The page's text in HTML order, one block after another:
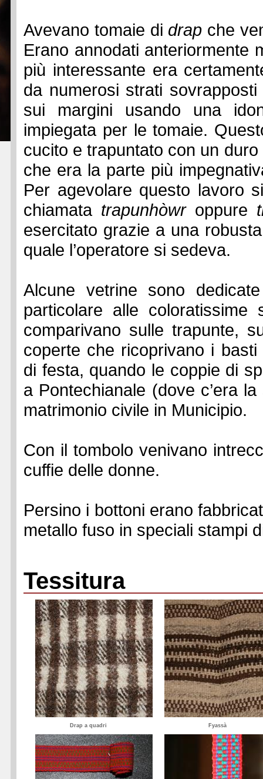
Avevano tomaie di drap che
Erano annodati anteriormente
più interessante era
da numerosi strati
sui margini usando una
impiegata per le tomaie.
cucito e trapuntato con un
che era la parte più
Per agevolare questo lavoro
chiamata trapunhòwr oppure
esercitato grazie a una
quale l’operatore si sedeva.
Alcune vetrine sono
particolare alle
comparivano sulle trapunte,
coperte che ricoprivano i
di festa, quando le coppie di
a Pontechianale (dove c’era
matrimonio civile in Municipio.
Con il tombolo venivano
cuffie delle donne.
Persino i bottoni erano
metallo fuso in speciali stampi
Tessitura
Drap a quadri Fyassà